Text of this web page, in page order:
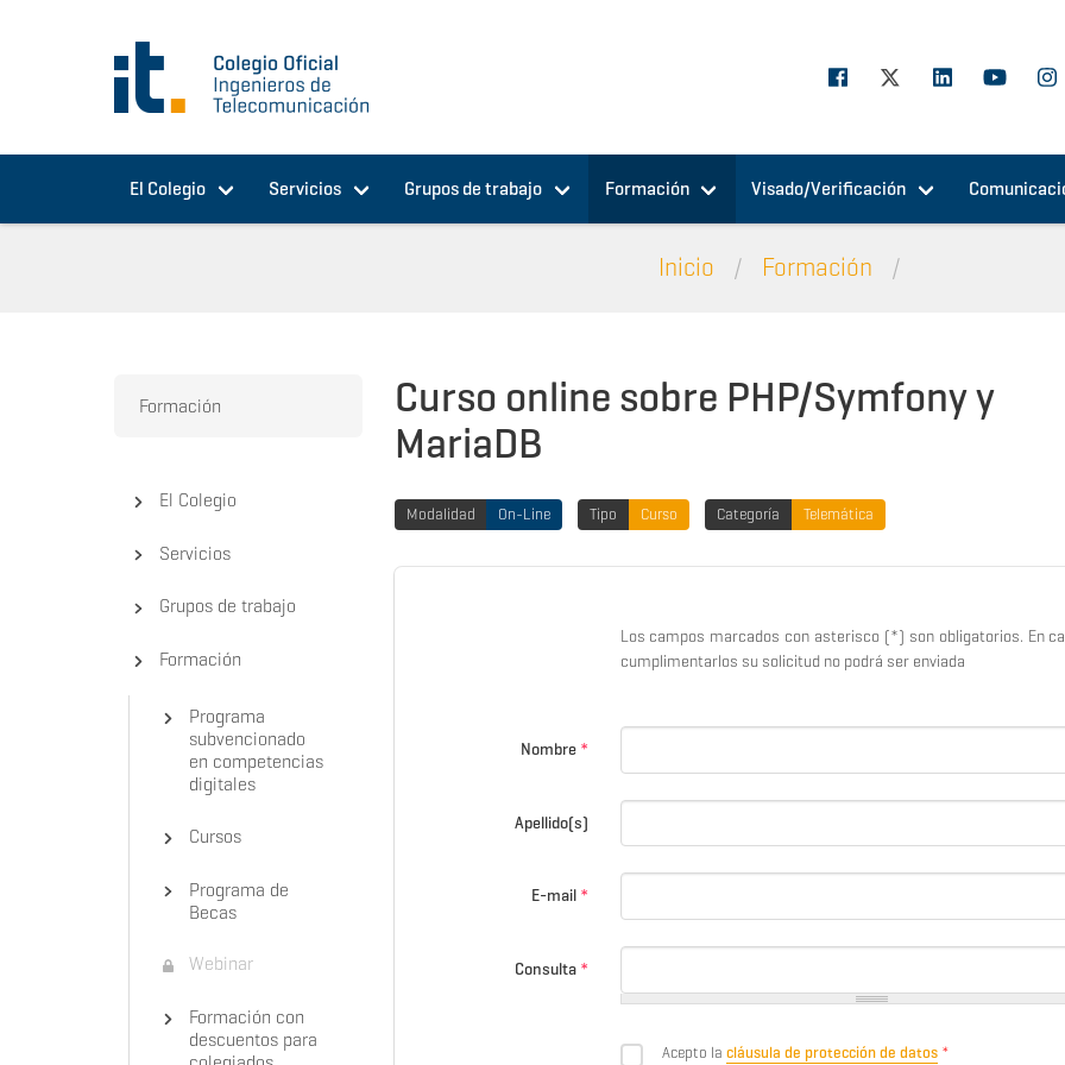
El Colegio Servicios Grupos de trabajo Formación Visado/Verificación
Inicio Formación
Formación
El Colegio
Servicios
Grupos de trabajo
Formación
Programa
subvencionado
en competencias
digitales
Cursos
Programa de
Becas
Webinar
Formación con
descuentos para
Curso online sobre PHP/Symfony y
MariaDB
Modalidad On-Line Tipo Curso Categoría Telemática
Los campos marcados con asterisco (*) son obligatorios. En
cumplimentarlos su solicitud no podrá ser enviada
Nombre *
Apellido(s)
E-mail *
Consulta *
Acepto la cláusula de protección de datos *